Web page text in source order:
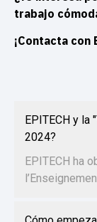
trabajo
¡Contacta con
EPITECH y la
2024?
EPITECH ha